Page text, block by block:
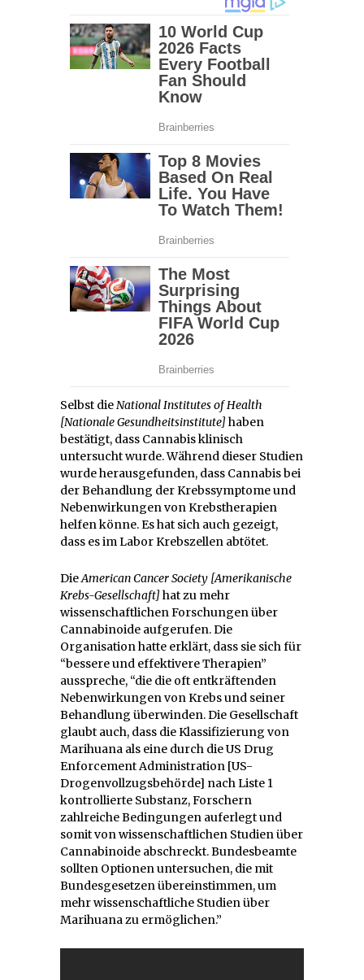
Selbst dieNational Institutes of Health
[Nationale Gesundheitsinstitute] haben
bestätigt, dass Cannabis klinisch
untersucht wurde. Während dieser Studien
wurde herausgefunden, dass Cannabis bei
der Behandlung der Krebssymptome und
Nebenwirkungen von Krebstherapien
helfen könne. Es hat sich auch gezeigt,
dass es im Labor Krebszellen abtötet.
DieAmerican Cancer Society [Amerikanische
Krebs-Gesellschaft] hat zu mehr
wissenschaftlichen Forschungen über
Cannabinoide aufgerufen. Die
Organisation hatte erklärt, dass sie sich für
“bessere und effektivere Therapien”
ausspreche, “die die oft entkräftenden
Nebenwirkungen von Krebs und seiner
Behandlung überwinden. Die Gesellschaft
glaubt auch, dass die Klassifizierung von
Marihuana als eine durch die US Drug
Enforcement Administration [US-
Drogenvollzugsbehörde] nach Liste 1
kontrollierte Substanz, Forschern
zahlreiche Bedingungen auferlegt und
somit von wissenschaftlichen Studien über
Cannabinoide abschreckt. Bundesbeamte
sollten Optionen untersuchen, die mit
Bundesgesetzen übereinstimmen, um
mehr wissenschaftliche Studien über
Marihuana zu ermöglichen.”